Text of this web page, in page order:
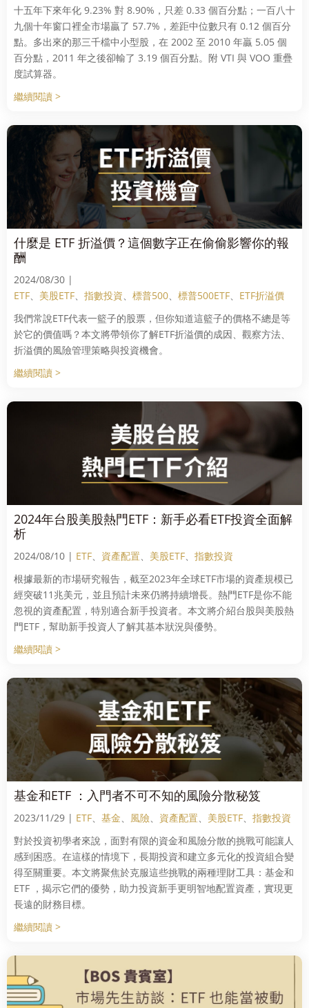
十五年下來年化 9.23% 對 8.90%，只差 0.33 個百分點；一百八十
九個十年窗口裡全市場贏了 57.7%，差距中位數只有 0.12 個百分
點。多出來的那三千檔中小型股，在 2002 至 2010 年贏 5.05 個
百分點，2011 年之後卻輸了 3.19 個百分點。附 VTI 與 VOO 重疊
度試算器。
繼續閱讀 >
什麼是 ETF 折溢價？這個數字正在偷偷影響你的報
酬
2024/08/30 |
ETF、 美股ETF、 指數投資、 標普500、 標普500ETF、 ETF折溢價
我們常說ETF代表一籃子的股票，但你知道這籃子的價格不總是等
於它的價值嗎？本文將帶領你了解ETF折溢價的成因、觀察方法、
折溢價的風險管理策略與投資機會。
繼續閱讀 >
2024年台股美股熱門ETF：新手必看ETF投資全面解
析
2024/08/10 | ETF、 資產配置、 美股ETF、 指數投資
根據最新的市場研究報告，截至2023年全球ETF市場的資產規模已
經突破11兆美元，並且預計未來仍將持續增長。熱門ETF是你不能
忽視的資產配置，特別適合新手投資者。本文將介紹台股與美股熱
門ETF，幫助新手投資人了解其基本狀況與優勢。
繼續閱讀 >
基金和ETF ：入門者不可不知的風險分散秘笈
2023/11/29 | ETF、 基金、 風險、 資產配置、 美股ETF、 指數投資
對於投資初學者來說，面對有限的資金和風險分散的挑戰可能讓人
感到困惑。在這樣的情境下，長期投資和建立多元化的投資組合變
得至關重要。本文將聚焦於克服這些挑戰的兩種理財工具：基金和
ETF ，揭示它們的優勢，助力投資新手更明智地配置資產，實現更
長遠的財務目標。
繼續閱讀 >